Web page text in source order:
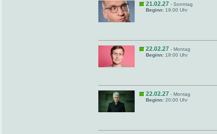
21.02.27 - Sonntag
Beginn: 19:00 Uhr
22.02.27 - Montag
Beginn: 19:00 Uhr
22.02.27 - Montag
Beginn: 20:00 Uhr